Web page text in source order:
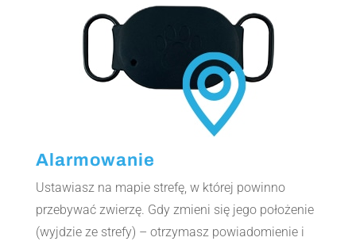
Alarmowanie
Ustawiasz na mapie strefę, w której powinno
przebywać zwierzę. Gdy zmieni się jego położenie
(wyjdzie ze strefy) – otrzymasz powiadomienie i